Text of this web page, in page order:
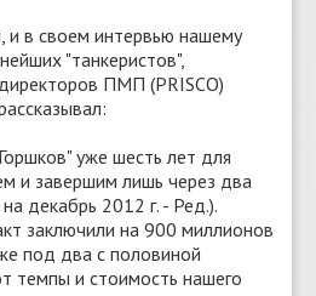
и в своем интервью нашему
"танкеристов",
ПМП (PRISCO)
уже шесть лет для
и завершим лишь через два
декабрь 2012 г. - Ред.).
заключили на 900 миллионов
под два с половиной
темпы и стоимость нашего